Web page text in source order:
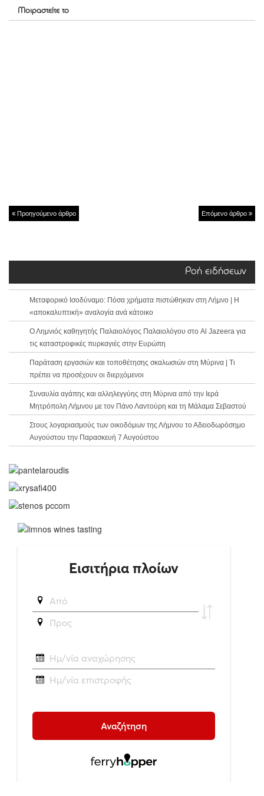
Μοιραστείτε το
Προηγούμενο άρθρο Επόμενο άρθρο
Ροή ειδήσεων
Μεταφορικό Ισοδύναμο: Πόσα χρήματα πιστώθηκαν στη Λήμνο | Η
«αποκαλυπτική» αναλογία ανά κάτοικο
Ο Λημνιός καθηγητής Παλαιολόγος Παλαιολόγου στο Al Jazeera για
τις καταστροφικές πυρκαγιές στην Ευρώπη
Παράταση εργασιών και τοποθέτησης σκαλωσιών στη Μύρινα | Τι
πρέπει να προσέχουν οι διερχόμενοι
Συναυλία αγάπης και αλληλεγγύης στη Μύρινα από την Ιερά
Μητρόπολη Λήμνου με τον Πάνο Λαντούρη και τη Μάλαμα Σεβαστού
Στους λογαριασμούς των οικοδόμων της Λήμνου το Αδειοδωρόσημο
Αυγούστου την Παρασκευή 7 Αυγούστου